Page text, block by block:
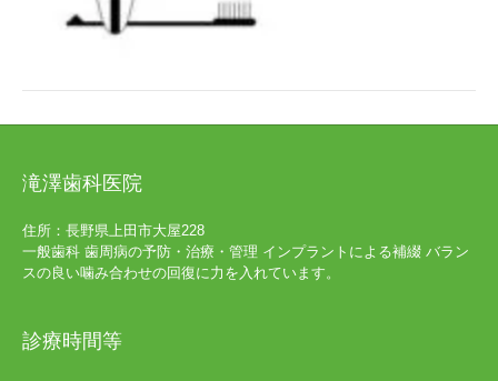
滝澤歯科医院
住所：長野県上田市大屋228
一般歯科 歯周病の予防・治療・管理 インプラントによる補綴 バラン
スの良い噛み合わせの回復に力を入れています。
診療時間等